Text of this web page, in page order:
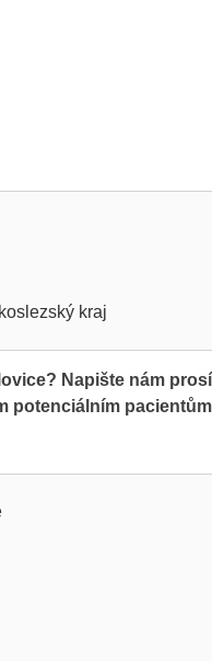
kraj
Napište nám
potenciálním